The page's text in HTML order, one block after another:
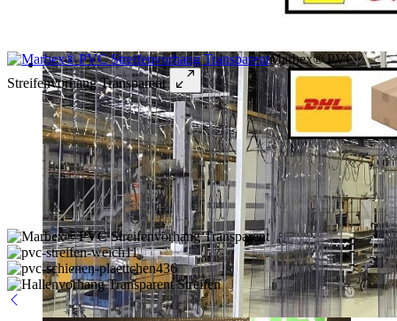
Marbex® PVC
Streifenvorhang Transparent